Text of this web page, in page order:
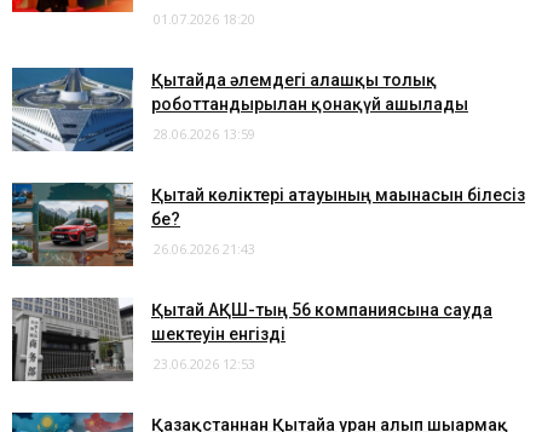
01.07.2026 18:20
Қытайда әлемдегі алғашқы толық
роботтандырылған қонақүй ашылады
28.06.2026 13:59
Қытай көліктері атауының мағынасын білесіз
бе?
26.06.2026 21:43
Қытай АҚШ-тың 56 компаниясына сауда
шектеуін енгізді
23.06.2026 12:53
Қазақстаннан Қытайға уран алып шығармақ